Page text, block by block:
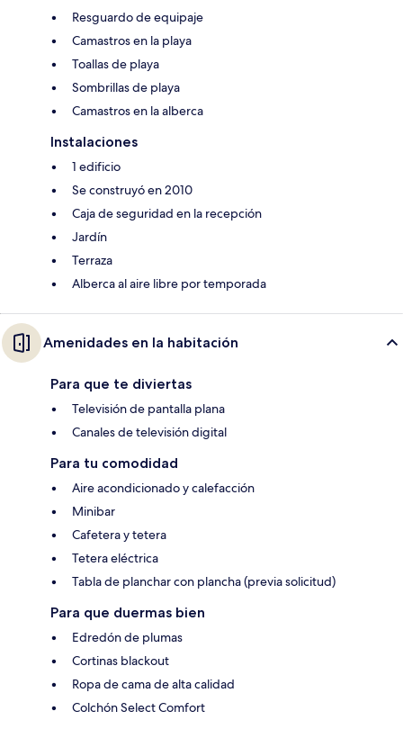
Resguardo de equipaje
Camastros en la playa
Toallas de playa
Sombrillas de playa
Camastros en la alberca
Instalaciones
1 edificio
Se construyó en 2010
Caja de seguridad en la recepción
Jardín
Terraza
Alberca al aire libre por temporada
Amenidades en la habitación
Para que te diviertas
Televisión de pantalla plana
Canales de televisión digital
Para tu comodidad
Aire acondicionado y calefacción
Minibar
Cafetera y tetera
Tetera eléctrica
Tabla de planchar con plancha (previa solicitud)
Para que duermas bien
Edredón de plumas
Cortinas blackout
Ropa de cama de alta calidad
Colchón Select Comfort